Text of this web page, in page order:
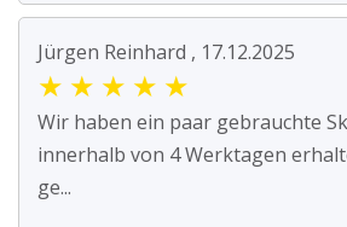
Jürgen Reinhard , 17.12.2025
★ ★ ★ ★ ★
Wir haben ein paar gebrauchte
innerhalb von 4 Werktagen
ge...